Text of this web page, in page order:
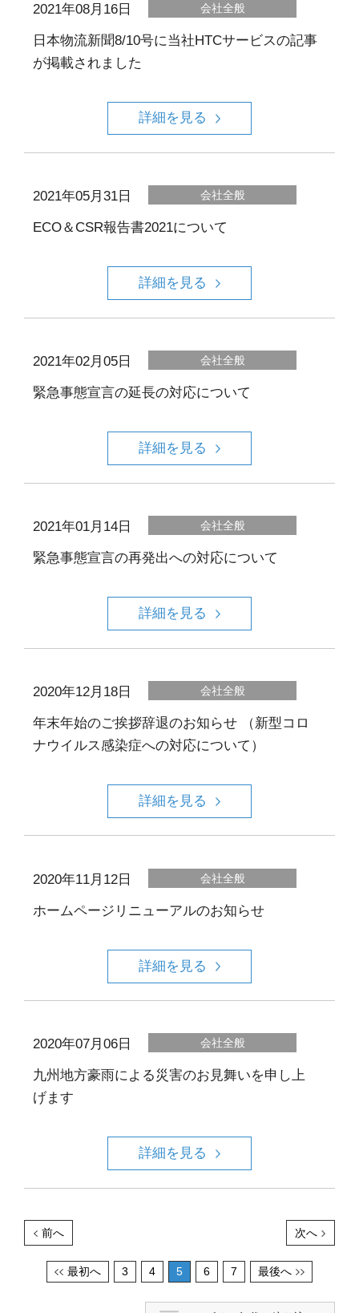
2021年08月16日 会社全般
日本物流新聞8/10号に当社HTCサービスの記事
が掲載されました
詳細を見る
2021年05月31日 会社全般
ECO＆CSR報告書2021について
詳細を見る
2021年02月05日 会社全般
緊急事態宣言の延長の対応について
詳細を見る
2021年01月14日 会社全般
緊急事態宣言の再発出への対応について
詳細を見る
2020年12月18日 会社全般
年末年始のご挨拶辞退のお知らせ （新型コロ
ナウイルス感染症への対応について）
詳細を見る
2020年11月12日 会社全般
ホームページリニューアルのお知らせ
詳細を見る
2020年07月06日 会社全般
九州地方豪雨による災害のお見舞いを申し上
げます
詳細を見る
最初へ
前へ
3 4 5 6 7
次へ
最後へ